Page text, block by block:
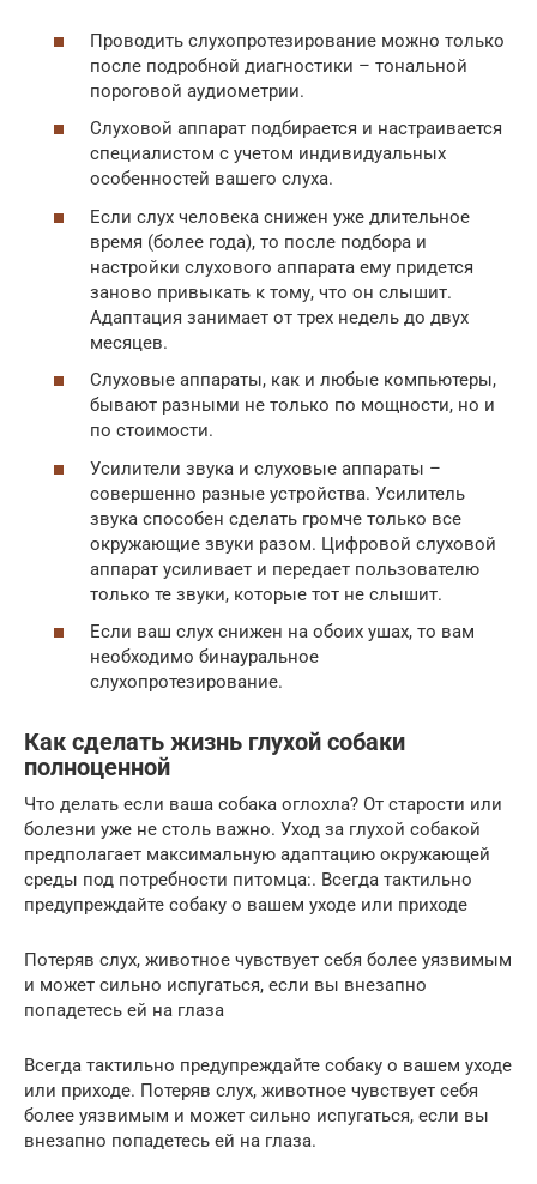
Проводить слухопротезирование можно только
после подробной диагностики – тональной
пороговой аудиометрии.
Слуховой аппарат подбирается и настраивается
специалистом с учетом индивидуальных
особенностей вашего слуха.
Если слух человека снижен уже длительное
время (более года), то после подбора и
настройки слухового аппарата ему придется
заново привыкать к тому, что он слышит.
Адаптация занимает от трех недель до двух
месяцев.
Слуховые аппараты, как и любые компьютеры,
бывают разными не только по мощности, но и
по стоимости.
Усилители звука и слуховые аппараты –
совершенно разные устройства. Усилитель
звука способен сделать громче только все
окружающие звуки разом. Цифровой слуховой
аппарат усиливает и передает пользователю
только те звуки, которые тот не слышит.
Если ваш слух снижен на обоих ушах, то вам
необходимо бинауральное
слухопротезирование.
Как сделать жизнь глухой собаки
полноценной
Что делать если ваша собака оглохла? От старости или
болезни уже не столь важно. Уход за глухой собакой
предполагает максимальную адаптацию окружающей
среды под потребности питомца:. Всегда тактильно
предупреждайте собаку о вашем уходе или приходе
Потеряв слух, животное чувствует себя более уязвимым
и может сильно испугаться, если вы внезапно
попадетесь ей на глаза
Всегда тактильно предупреждайте собаку о вашем уходе
или приходе. Потеряв слух, животное чувствует себя
более уязвимым и может сильно испугаться, если вы
внезапно попадетесь ей на глаза.